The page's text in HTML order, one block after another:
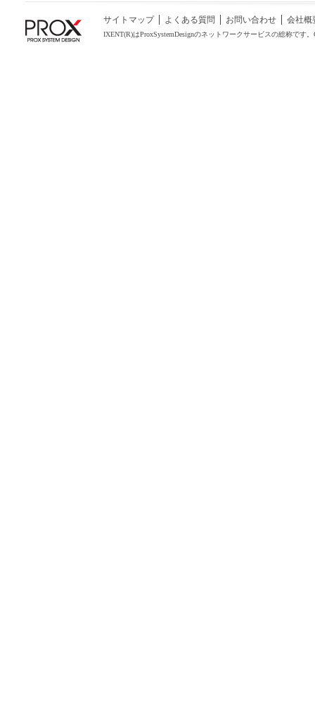
サイトマップ よくある質問 お問い合わせ 会社概
IXENT(R)はProxSystemDesignのネットワークサービスの総称です